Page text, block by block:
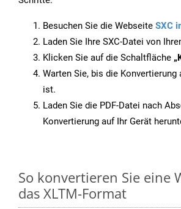
Besuchen Sie die Webseite SXC
Laden Sie Ihre SXC-Datei von
Klicken Sie auf die Schaltfläche
Warten Sie, bis die
ist.
Laden Sie die PDF-Datei nach
Konvertierung auf Ihr Gerät
So konvertieren Sie eine
das XLTM-Format